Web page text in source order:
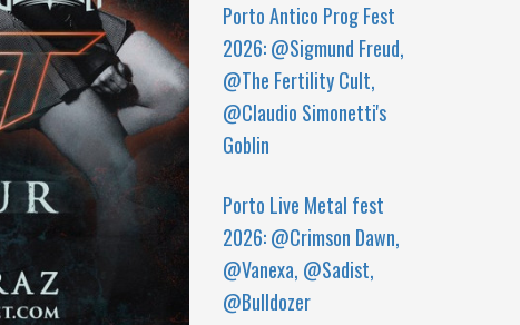
Porto Antico Prog Fest
2026: @Sigmund Freud,
@The Fertility Cult,
@Claudio Simonetti's
Goblin
Porto Live Metal fest
2026: @Crimson Dawn,
@Vanexa, @Sadist,
@Bulldozer